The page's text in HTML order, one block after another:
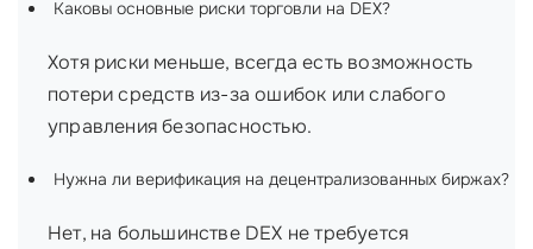
Каковы основные риски торговли на DEX?
Хотя риски меньше, всегда есть возможность
потери средств из-за ошибок или слабого
управления безопасностью.
Нужна ли верификация на децентрализованных биржах?
Нет, на большинстве DEX не требуется